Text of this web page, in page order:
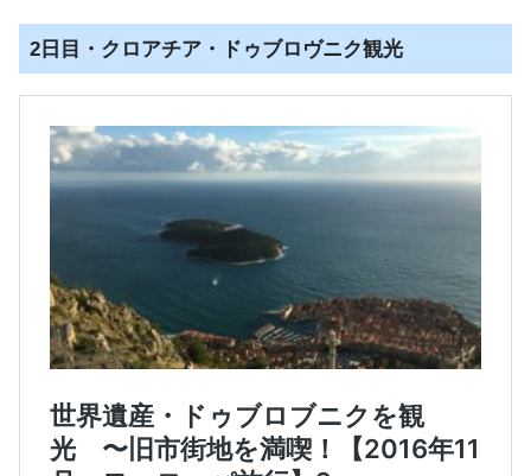
2日目・クロアチア・ドゥブロヴニク観光